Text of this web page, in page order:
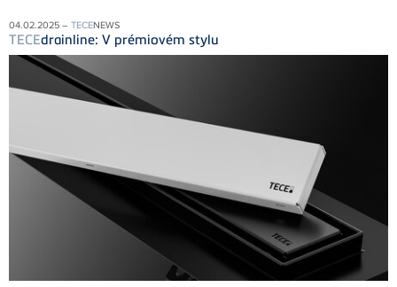
04.02.2025 – TECENEWS
TECEdrainline: V prémiovém stylu